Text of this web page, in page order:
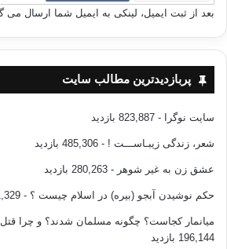
بعد از ثبت ایمیل، لینکی به ایمیل شما ارسال می
پربازدیدترین مطالب سایت
سایت نوگرا - 823,887 بازدید
شعر، زندگی زیبـاســـت ! - 485,306 بازدید
عشق زن به غیر شوهر - 280,263 بازدید
حکم نوشیدن آبجو (بیره) در اسلام چیست ؟ - 271,329 بازدید
میانمار کجاست؟ چگونه مسلمان شدند؟ و چرا
196,144 بازدید